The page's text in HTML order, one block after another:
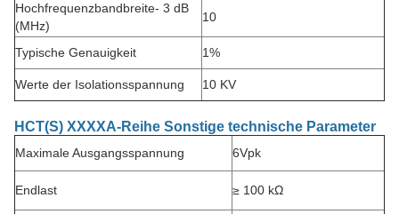
Hochfrequenzbandbreite- 3 dB
(MHz)
10
Typische Genauigkeit 1%
Werte der Isolationsspannung 10 KV
HCT(S) XXXXA-Reihe Sonstige technische Parameter
Maximale Ausgangsspannung 6Vpk
Endlast ≥ 100 kΩ